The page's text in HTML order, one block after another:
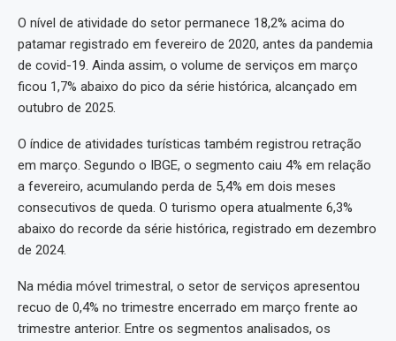
O nível de atividade do setor permanece 18,2% acima do
patamar registrado em fevereiro de 2020, antes da pandemia
de covid-19. Ainda assim, o volume de serviços em março
ficou 1,7% abaixo do pico da série histórica, alcançado em
outubro de 2025.
O índice de atividades turísticas também registrou retração
em março. Segundo o IBGE, o segmento caiu 4% em relação
a fevereiro, acumulando perda de 5,4% em dois meses
consecutivos de queda. O turismo opera atualmente 6,3%
abaixo do recorde da série histórica, registrado em dezembro
de 2024.
Na média móvel trimestral, o setor de serviços apresentou
recuo de 0,4% no trimestre encerrado em março frente ao
trimestre anterior. Entre os segmentos analisados, os